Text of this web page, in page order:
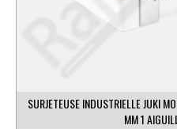
SURJETEUSE INDUSTRIELLE JUKI
MM 1